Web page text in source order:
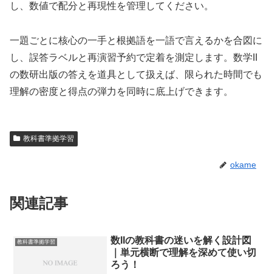
し、数値で配分と再現性を管理してください。
一題ごとに核心の一手と根拠語を一語で言えるかを合図に
し、誤答ラベルと再演習予約で定着を測定します。数学II
の数研出版の答えを道具として扱えば、限られた時間でも
理解の密度と得点の弾力を同時に底上げできます。
教科書準拠学習
okame
関連記事
教科書準拠学習
数IIの教科書の迷いを解く設計図
｜単元横断で理解を深めて使い切
ろう！